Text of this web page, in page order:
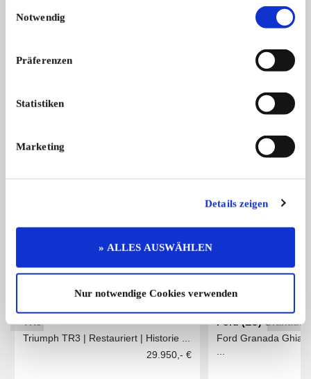
Notwendig
Präferenzen
Statistiken
Marketing
Details zeigen
» ALLES AUSWÄHLEN
Nur notwendige Cookies verwenden
Agria 6700 mit Fräse und Grubber,
Mercedes Benz 300
Das könnte Sie auch interessieren
TR3
Triumph TR3 | Restauriert | Historie ...
29.950,- €
Ford (EU) Granada
Ford Granada Ghia
...